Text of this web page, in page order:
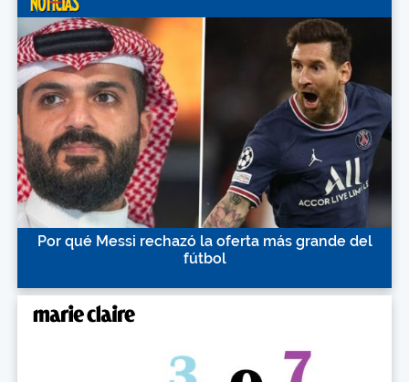
Por qué Messi rechazó la oferta más grande del
fútbol